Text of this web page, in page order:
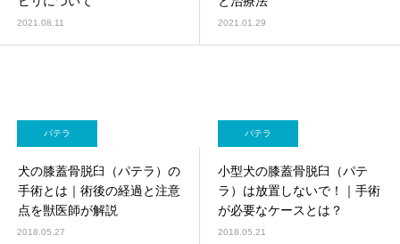
2021.08.11 2021.01.29
パテラ
犬の膝蓋骨脱臼（パテラ）の
手術とは｜術後の経過と注意
点を獣医師が解説
2018.05.27
パテラ
小型犬の膝蓋骨脱臼（パテ
ラ）は放置しないで！｜手術
が必要なケースとは？
2018.05.21